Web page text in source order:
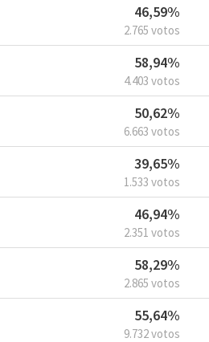
46,59%
2.765 votos
58,94%
4.403 votos
50,62%
6.663 votos
39,65%
1.533 votos
46,94%
2.351 votos
58,29%
2.865 votos
55,64%
9.732 votos